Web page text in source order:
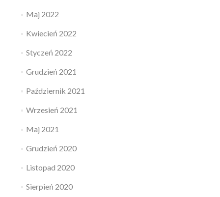
Maj 2022
Kwiecień 2022
Styczeń 2022
Grudzień 2021
Październik 2021
Wrzesień 2021
Maj 2021
Grudzień 2020
Listopad 2020
Sierpień 2020